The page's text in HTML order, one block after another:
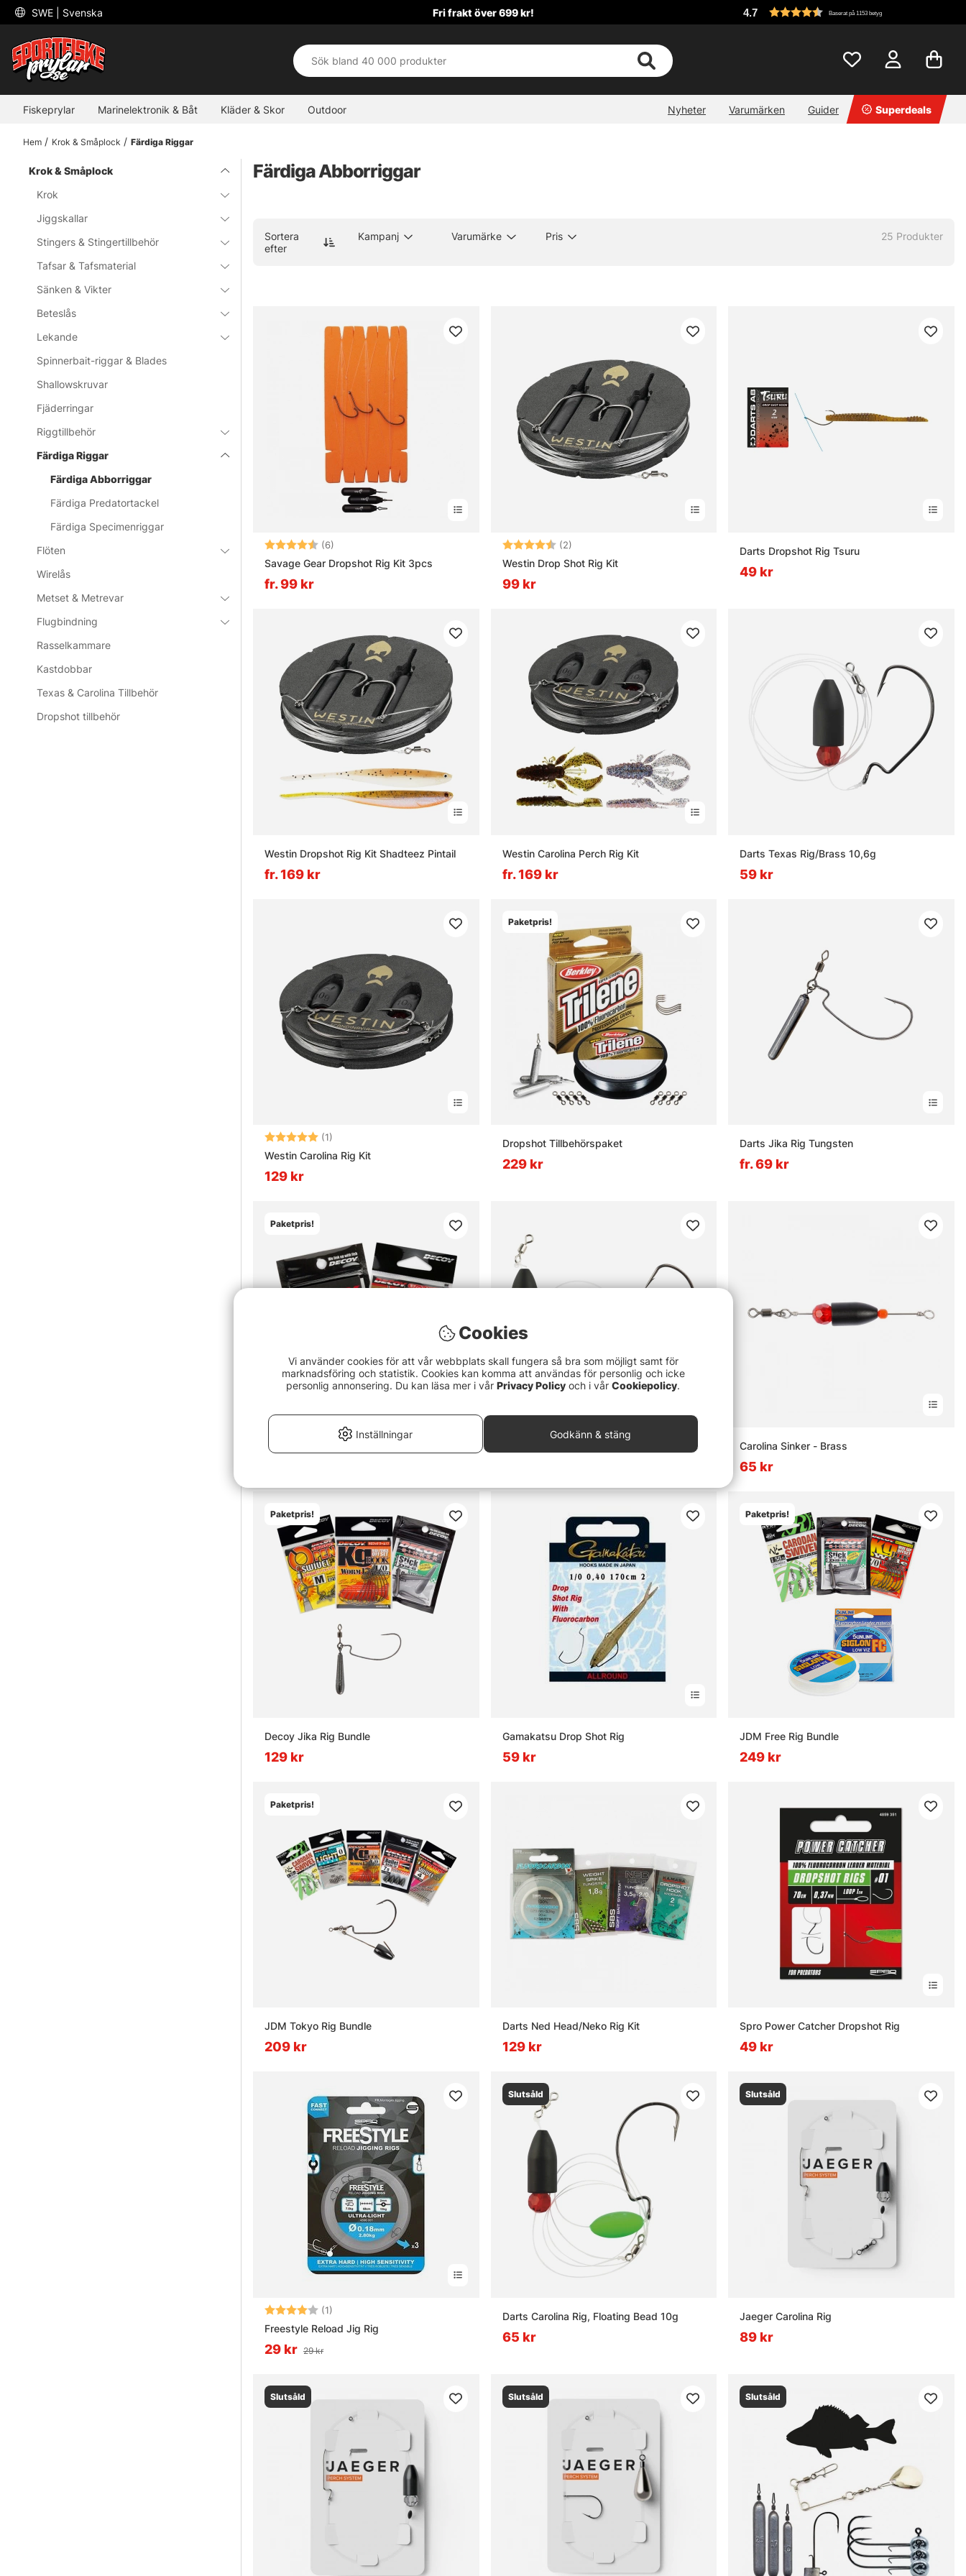
SWE | Svenska Fri frakt över 699 kr! 4.7 Baserat på 1153 betyg
Fiskeprylar Marinelektronik & Båt Kläder & Skor Outdoor Nyheter Varumärken Guider Superdeals
Hem Krok & Småplock Färdiga Riggar
Krok & Småplock
Krok
Jiggskallar
Stingers & Stingertillbehör
Tafsar & Tafsmaterial
Sänken & Vikter
Beteslås
Lekande
Spinnerbait-riggar & Blades
Shallowskruvar
Fjäderringar
Riggtillbehör
Färdiga Riggar
Färdiga Abborriggar
Färdiga Predatortackel
Färdiga Specimenriggar
Flöten
Wirelås
Metset & Metrevar
Flugbindning
Rasselkammare
Kastdobbar
Texas & Carolina Tillbehör
Dropshot tillbehör
Färdiga Abborriggar
Sortera
efter
Kampanj Varumärke Pris 25 Produkter
Betyg: (6)
Savage Gear Dropshot Rig Kit 3pcs
fr. 99 kr
Betyg: (2)
Westin Drop Shot Rig Kit
99 kr
Darts Dropshot Rig Tsuru
49 kr
Westin Dropshot Rig Kit Shadteez Pintail
fr. 169 kr
Westin Carolina Perch Rig Kit
fr. 169 kr
Darts Texas Rig/Brass 10,6g
59 kr
Betyg: (1)
Westin Carolina Rig Kit
129 kr
Paketpris!
Dropshot Tillbehörspaket
229 kr
Darts Jika Rig Tungsten
fr. 69 kr
Paketpris!
Decoy Neko/Wacky Rig Bundle Carolina Sinker - Brass
65 kr
Paketpris!
Decoy Jika Rig Bundle
129 kr
Gamakatsu Drop Shot Rig
59 kr
Paketpris!
JDM Free Rig Bundle
249 kr
Paketpris!
JDM Tokyo Rig Bundle
209 kr
Darts Ned Head/Neko Rig Kit
129 kr
Spro Power Catcher Dropshot Rig
49 kr
Betyg: (1)
Freestyle Reload Jig Rig
29 kr 29 kr
Slutsåld
Darts Carolina Rig, Floating Bead 10g
65 kr
Slutsåld
Jaeger Carolina Rig
89 kr
Slutsåld Slutsåld Slutsåld
Cookies
Vi använder cookies för att vår webbplats skall fungera så bra som möjligt samt för
marknadsföring och statistik. Cookies kan komma att användas för personlig och icke
personlig annonsering. Du kan läsa mer i vår Privacy Policy och i vår Cookiepolicy.
Inställningar Godkänn & stäng